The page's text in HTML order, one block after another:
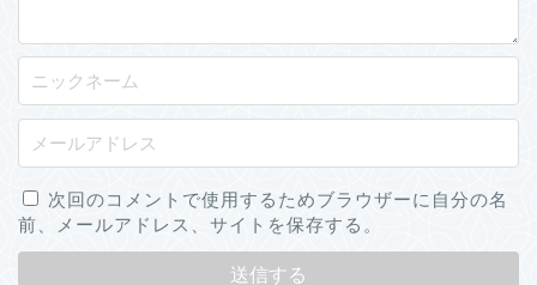
次回のコメントで使用するためブラウザーに自分の名
前、メールアドレス、サイトを保存する。